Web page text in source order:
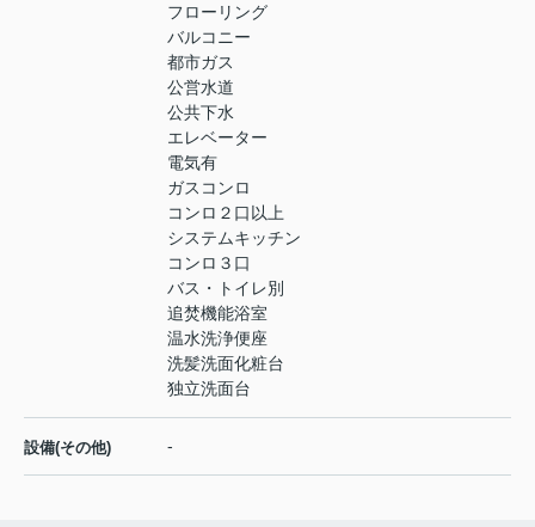
フローリング
バルコニー
都市ガス
公営水道
公共下水
エレベーター
電気有
ガスコンロ
コンロ２口以上
システムキッチン
コンロ３口
バス・トイレ別
追焚機能浴室
温水洗浄便座
洗髪洗面化粧台
独立洗面台
設備(その他) -